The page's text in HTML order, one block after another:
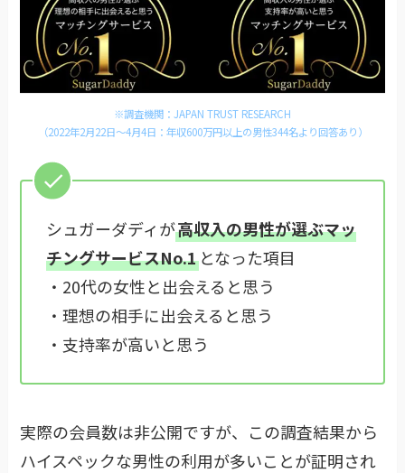
※調査機関：JAPAN TRUST RESEARCH
（2022年2月22日〜4月4日：年収600万円以上の男性344名より回答あり）
シュガーダディが高収入の男性が選ぶマッ
チングサービスNo.1となった項目
・20代の女性と出会えると思う
・理想の相手に出会えると思う
・支持率が高いと思う
実際の会員数は非公開ですが、この調査結果から
ハイスペックな男性の利用が多いことが証明され